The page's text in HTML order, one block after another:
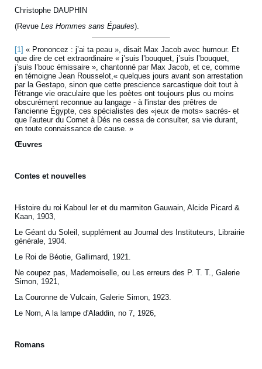
Christophe DAUPHIN
(RevueLes Hommes sans Épaules).
[1] « Prononcez : j’ai ta peau », disait Max Jacob avec humour. Et
que dire de cet extraordinaire « j’suis l’bouquet, j’suis l’bouquet,
j’suis l’bouc émissaire », chantonné par Max Jacob, et ce, comme
en témoigne Jean Rousselot,« quelques jours avant son arrestation
par la Gestapo, sinon que cette prescience sarcastique doit tout à
l'étrange vie oraculaire que les poètes ont toujours plus ou moins
obscurément reconnue au langage - à l'instar des prêtres de
l'ancienne Égypte, ces spécialistes des «jeux de mots» sacrés- et
que l'auteur du Cornet à Dés ne cessa de consulter, sa vie durant,
en toute connaissance de cause. »
Œuvres
Contes et nouvelles
Histoire du roi Kaboul Ier et du marmiton Gauwain, Alcide Picard &
Kaan, 1903,
Le Géant du Soleil, supplément au Journal des Instituteurs, Librairie
générale, 1904.
Le Roi de Béotie, Gallimard, 1921.
Ne coupez pas, Mademoiselle, ou Les erreurs des P. T. T., Galerie
Simon, 1921,
La Couronne de Vulcain, Galerie Simon, 1923.
Le Nom, A la lampe d'Aladdin, no 7, 1926,
Romans